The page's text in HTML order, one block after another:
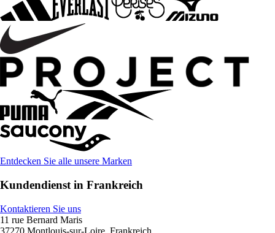
Entdecken Sie alle unsere Marken
Kundendienst in Frankreich
Kontaktieren Sie uns
11 rue Bernard Maris
37270 Montlouis-sur-Loire, Frankreich